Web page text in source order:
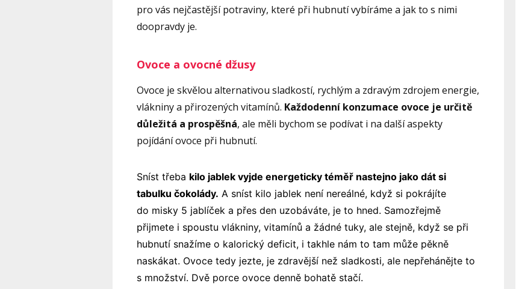
pro vás nejčastější potraviny, které při hubnutí vybíráme a jak to s nimi
doopravdy je.
Ovoce a ovocné džusy
Ovoce je skvělou alternativou sladkostí, rychlým a zdravým zdrojem energie,
vlákniny a přirozených vitamínů. Každodenní konzumace ovoce je určitě
důležitá a prospěšná, ale měli bychom se podívat i na další aspekty
pojídání ovoce při hubnutí.
Sníst třeba kilo jablek vyjde energeticky téměř nastejno jako dát si
tabulku čokolády. A sníst kilo jablek není nereálné, když si pokrájíte
do misky 5 jablíček a přes den uzobáváte, je to hned. Samozřejmě
přijmete i spoustu vlákniny, vitamínů a žádné tuky, ale stejně, když se při
hubnutí snažíme o kalorický deficit, i takhle nám to tam může pěkně
naskákat. Ovoce tedy jezte, je zdravější než sladkosti, ale nepřehánějte to
s množství. Dvě porce ovoce denně bohatě stačí.